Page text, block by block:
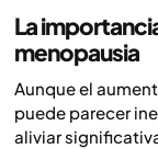
La
menopausia
Aunque el
puede parecer
aliviar